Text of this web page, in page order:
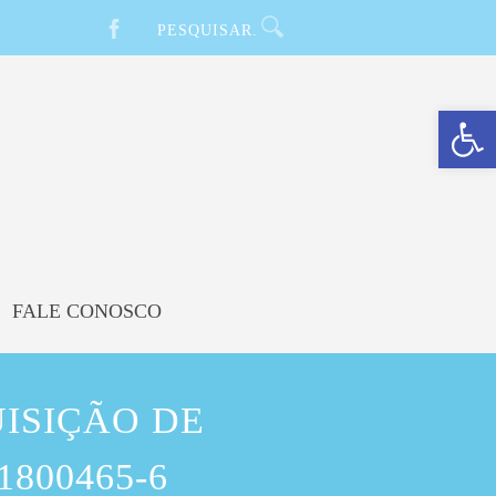
Barra de Ferramentas Aberta
FALE CONOSCO
DE
6